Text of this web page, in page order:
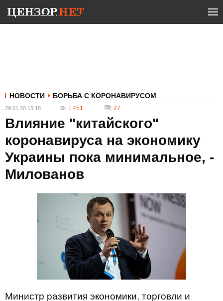
НОВОСТИ БОРЬБА С КОРОНАВИРУСОМ
29.01.20 15:18 1 451 27
Влияние "китайского"
коронавируса на экономику
Украины пока минимальное, -
Милованов
Министр развития экономики, торговли и